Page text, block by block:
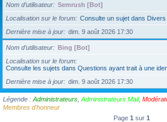
Nom d’utilisateur
Semrush [Bot]
Localisation sur le forum
Consulte un sujet dans Divers
Dernière mise à jour
dim. 9 août 2026 17:30
Nom d’utilisateur
Bing [Bot]
Localisation sur le forum
Consulte les sujets dans Questions ayant trait à une
Dernière mise à jour
dim. 9 août 2026 17:30
Légende : Administrateurs Administrateurs Mail,
Membres d'honneur
Page 1 sur 1